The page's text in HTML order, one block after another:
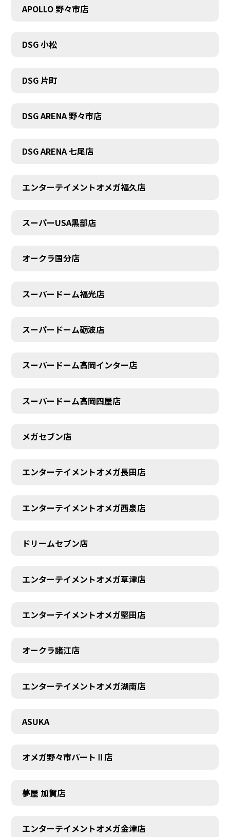
APOLLO 野々市店
DSG 小松
DSG 片町
DSG ARENA 野々市店
DSG ARENA 七尾店
エンターテイメントオメガ福久店
スーパーUSA黒部店
オークラ国分店
スーパードーム福光店
スーパードーム砺波店
スーパードーム高岡インター店
スーパードーム高岡四屋店
メガセブン店
エンターテイメントオメガ長田店
エンターテイメントオメガ西泉店
ドリームセブン店
エンターテイメントオメガ草津店
エンターテイメントオメガ堅田店
オークラ諸江店
エンターテイメントオメガ湖南店
ASUKA
オメガ野々市パートⅡ店
夢屋 加賀店
エンターテイメントオメガ金津店